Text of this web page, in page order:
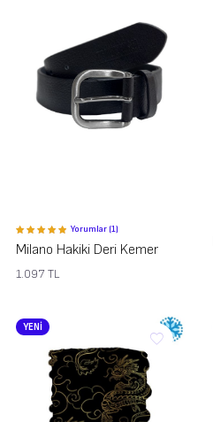
Yorumlar (1)
Milano Hakiki Deri Kemer
1.097TL
YENİ